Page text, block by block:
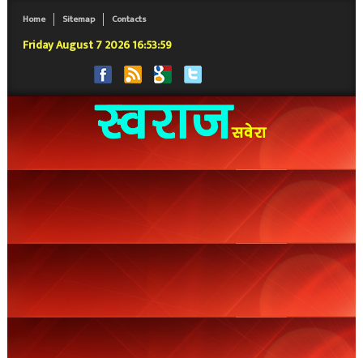
Home Sitemap Contacts
Friday August 7 2026 16:54:00